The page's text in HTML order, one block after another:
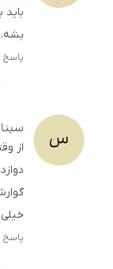
بشه.
پاسخ
س سینا
از
پاسخ